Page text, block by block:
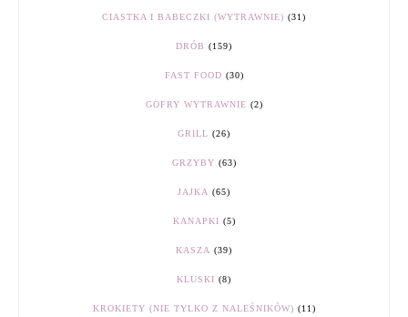
CIASTKA I BABECZKI (WYTRAWNIE) (31)
DRÓB (159)
FAST FOOD (30)
GOFRY WYTRAWNIE (2)
GRILL (26)
GRZYBY (63)
JAJKA (65)
KANAPKI (5)
KASZA (39)
KLUSKI (8)
KROKIETY (NIE TYLKO Z NALEŚNIKÓW) (11)